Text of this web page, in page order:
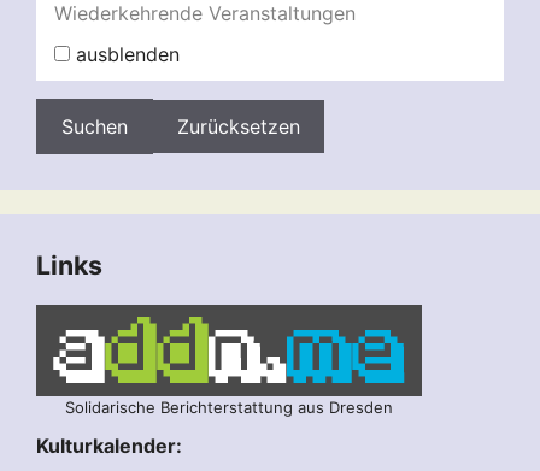
Wiederkehrende Veranstaltungen
ausblenden
Zurücksetzen
Links
Solidarische Berichterstattung aus Dresden
Kulturkalender: